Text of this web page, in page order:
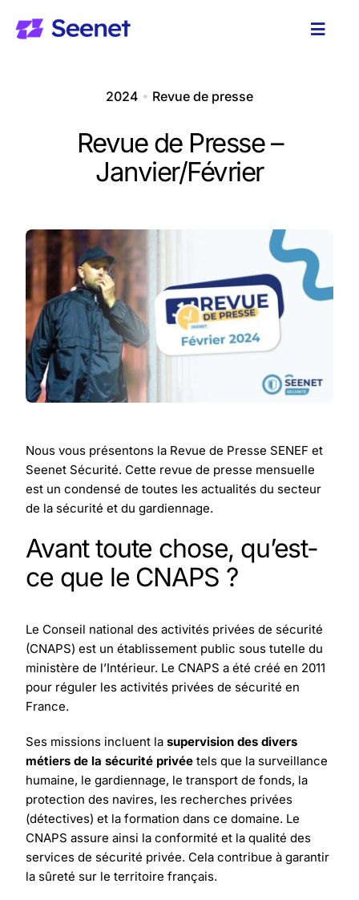
2024 • Revue de presse
Revue de Presse –
Janvier/Février
Nous vous présentons la Revue de Presse SENEF et
Seenet Sécurité. Cette revue de presse mensuelle
est un condensé de toutes les actualités du secteur
de la sécurité et du gardiennage.
Avant toute chose, qu’est-
ce que le CNAPS ?
Le Conseil national des activités privées de sécurité
(CNAPS) est un établissement public sous tutelle du
ministère de l’Intérieur. Le CNAPS a été créé en 2011
pour réguler les activités privées de sécurité en
France.
Ses missions incluent la supervision des divers
métiers de la sécurité privéetels que la surveillance
humaine, le gardiennage, le transport de fonds, la
protection des navires, les recherches privées
(détectives) et la formation dans ce domaine. Le
CNAPS assure ainsi la conformité et la qualité des
services de sécurité privée. Cela contribue à garantir
la sûreté sur le territoire français.